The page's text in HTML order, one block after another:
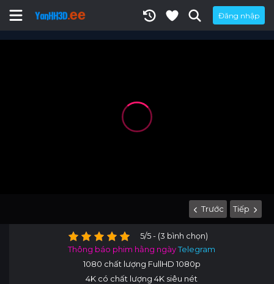
Đăng nhập
Trước Tiếp
5/5 - (3 bình chọn)
Thông báo phim hằng ngàyTelegram
1080 chất lượng FullHD 1080p
4K có chất lượng 4K siêu nét